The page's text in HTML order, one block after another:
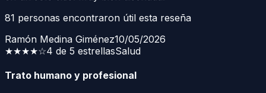
81 personas encontraron útil esta reseña
Ramón Medina Giménez10/05/2026
★★★★☆4 de 5 estrellasSalud
Trato humano y profesional